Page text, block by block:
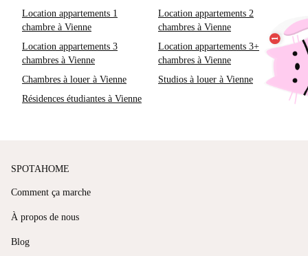
Location appartements 1
chambre à Vienne
Location appartements 2
chambres à Vienne
Location appartements 3
chambres à Vienne
Location appartements 3+
chambres à Vienne
Chambres à louer à Vienne
Studios à louer à Vienne
Résidences étudiantes à Vienne
SPOTAHOME
Comment ça marche
À propos de nous
Blog